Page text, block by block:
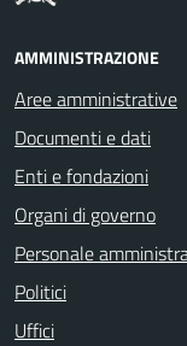
AMMINISTRAZIONE
Aree amministrative
Documenti e dati
Enti e fondazioni
Organi di governo
Personale
Politici
Uffici